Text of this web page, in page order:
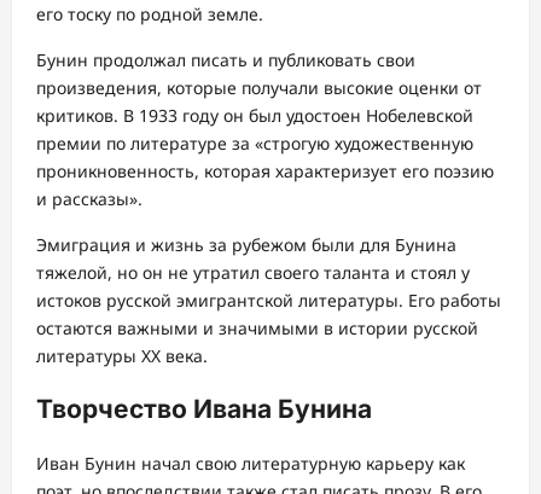
его тоску по родной земле.
Бунин продолжал писать и публиковать свои
произведения, которые получали высокие оценки от
критиков. В 1933 году он был удостоен Нобелевской
премии по литературе за «строгую художественную
проникновенность, которая характеризует его поэзию
и рассказы».
Эмиграция и жизнь за рубежом были для Бунина
тяжелой, но он не утратил своего таланта и стоял у
истоков русской эмигрантской литературы. Его работы
остаются важными и значимыми в истории русской
литературы XX века.
Творчество Ивана Бунина
Иван Бунин начал свою литературную карьеру как